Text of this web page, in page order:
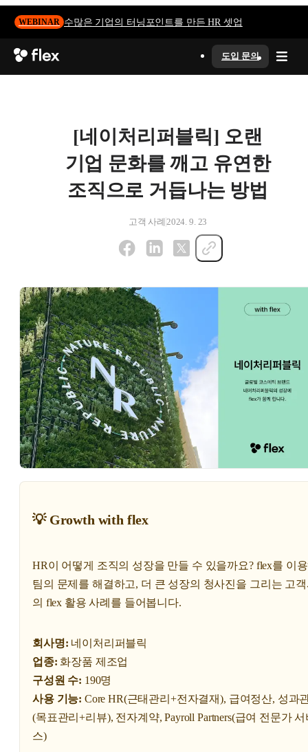
WEBINAR 수많은 기업의 터닝포인트를 만든 HR 셋업
도입 문의
[네이처리퍼블릭] 오랜
기업 문화를 깨고 유연한
조직으로 거듭나는 방법
고객 사례 2024. 9. 23
💡 Growth with flex
HR이 어떻게 조직의 성장을 만들 수 있을까요? flex를 이
팀의 문제를 해결하고, 더 큰 성장의 청사진을 그리는 고
의 flex 활용 사례를 들어봅니다.
회사명: 네이처리퍼블릭
업종: 화장품 제조업
구성원 수: 190명
사용 기능: Core HR(근태관리+전자결재), 급여정산, 성과
(목표관리+리뷰), 전자계약, Payroll Partners(급여 전문가 서
스)